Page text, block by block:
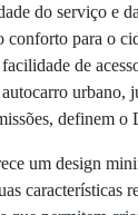
do serviço e
conforto para o
de
urbano,
definem
um design
características